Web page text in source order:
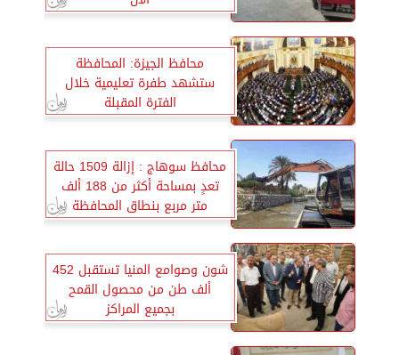
محافظ الجيزة: المحافظة
ستشهد طفرة تعليمية خلال
الفترة المقبلة
محافظ سوهاج : إزالة 1509 حالة
تعدٍ بمساحة أكثر من 188 ألف
متر مربع بنطاق المحافظة
شون وصوامع المنيا تستقبل 452
ألف طن من محصول القمح
بجميع المراكز